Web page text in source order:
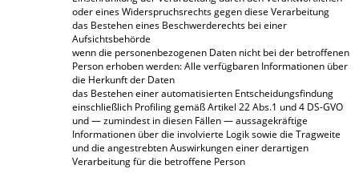
oder eines Widerspruchsrechts gegen diese Verarbeitung
das Bestehen eines Beschwerderechts bei einer
Aufsichtsbehörde
wenn die personenbezogenen Daten nicht bei der betroffenen
Person erhoben werden: Alle verfügbaren Informationen über
die Herkunft der Daten
das Bestehen einer automatisierten Entscheidungsfindung
einschließlich Profiling gemäß Artikel 22 Abs.1 und 4 DS-GVO
und — zumindest in diesen Fällen — aussagekräftige
Informationen über die involvierte Logik sowie die Tragweite
und die angestrebten Auswirkungen einer derartigen
Verarbeitung für die betroffene Person